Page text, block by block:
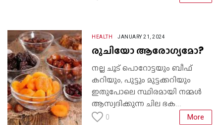
HEALTH JANUARY 21, 2024
രുചിയോ ആരോഗ്യമോ?
നല്ല ചൂട് പൊറോട്ടയും ബീഫ്
കറിയും, പുട്ടും മുട്ടക്കറിയും
ഇതുപോലെ സ്ഥിരമായി നമ്മൾ
ആസ്വദിക്കുന്ന ചില ഭക...
0 More